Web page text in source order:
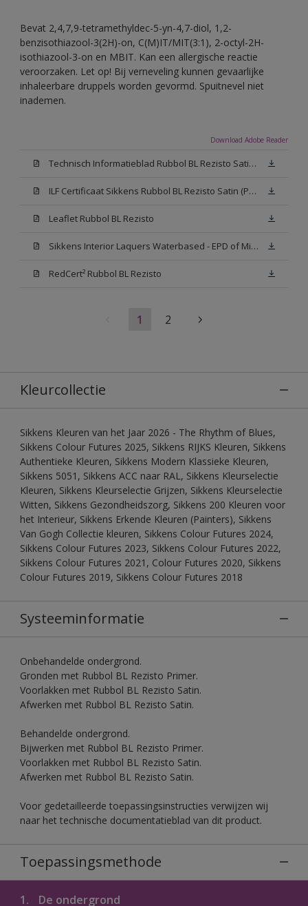
Bevat 2,4,7,9-tetramethyldec-5-yn-4,7-diol, 1,2-
benzisothiazool-3(2H)-on, C(M)IT/MIT(3:1), 2-octyl-2H-
isothiazool-3-on en MBIT. Kan een allergische reactie
veroorzaken. Let op! Bij verneveling kunnen gevaarlijke
inhaleerbare druppels worden gevormd. Spuitnevel niet
inademen.
Download Adobe Reader
Technisch Informatieblad Rubbol BL Rezisto Satin (PDF)
ILF Certificaat Sikkens Rubbol BL Rezisto Satin (PDF)
Leaflet Rubbol BL Rezisto
Sikkens Interior Laquers Waterbased - EPD of Milieuproductverklaring
RedCert² Rubbol BL Rezisto
1 2
Kleurcollectie
Sikkens Kleuren van het Jaar 2026 - The Rhythm of Blues,
Sikkens Colour Futures 2025, Sikkens RIJKS Kleuren, Sikkens
Authentieke Kleuren, Sikkens Modern Klassieke Kleuren,
Sikkens 5051, Sikkens ACC naar RAL, Sikkens Kleurselectie
Kleuren, Sikkens Kleurselectie Grijzen, Sikkens Kleurselectie
Witten, Sikkens Gezondheidszorg, Sikkens 200 Kleuren voor
het Interieur, Sikkens Erkende Kleuren (Painters), Sikkens
Van Gogh Collectie kleuren, Sikkens Colour Futures 2024,
Sikkens Colour Futures 2023, Sikkens Colour Futures 2022,
Sikkens Colour Futures 2021, Colour Futures 2020, Sikkens
Colour Futures 2019, Sikkens Colour Futures 2018
Systeeminformatie
Onbehandelde ondergrond.
Gronden met Rubbol BL Rezisto Primer.
Voorlakken met Rubbol BL Rezisto Satin.
Afwerken met Rubbol BL Rezisto Satin.
Behandelde ondergrond.
Bijwerken met Rubbol BL Rezisto Primer.
Voorlakken met Rubbol BL Rezisto Satin.
Afwerken met Rubbol BL Rezisto Satin.
Voor gedetailleerde toepassingsinstructies verwijzen wij
naar het technische documentatieblad van dit product.
Toepassingsmethode
1. De ondergrond